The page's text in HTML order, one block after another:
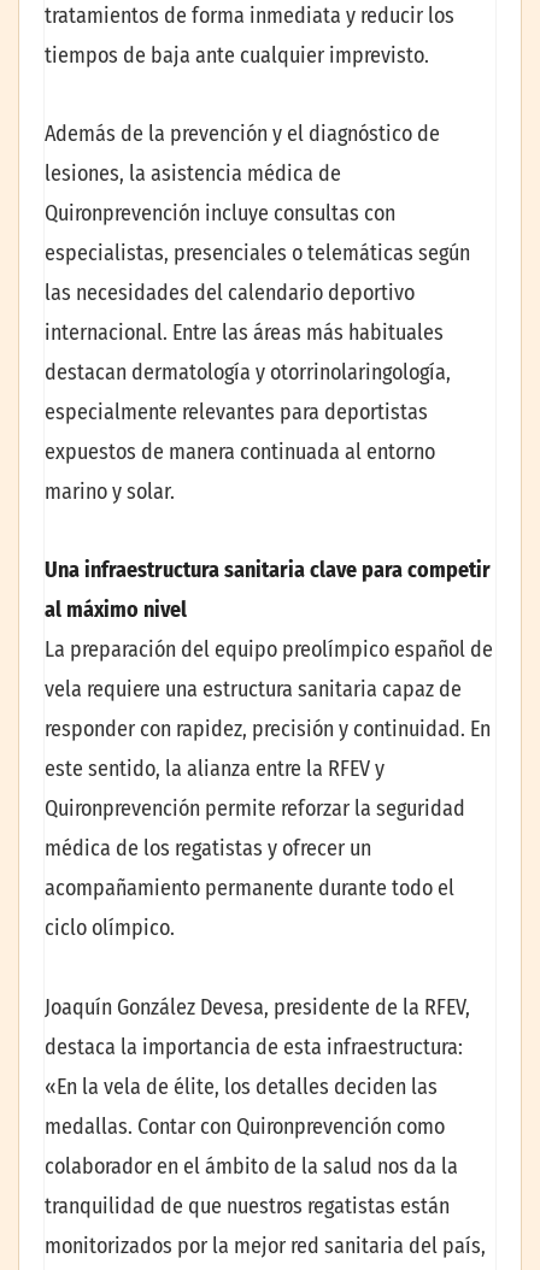
tratamientos de forma inmediata y reducir los
tiempos de baja ante cualquier imprevisto.
Además de la prevención y el diagnóstico de
lesiones, la asistencia médica de
Quironprevención incluye consultas con
especialistas, presenciales o telemáticas según
las necesidades del calendario deportivo
internacional. Entre las áreas más habituales
destacan dermatología y otorrinolaringología,
especialmente relevantes para deportistas
expuestos de manera continuada al entorno
marino y solar.
Una infraestructura sanitaria clave para competir
al máximo nivel
La preparación del equipo preolímpico español de
vela requiere una estructura sanitaria capaz de
responder con rapidez, precisión y continuidad. En
este sentido, la alianza entre la RFEV y
Quironprevención permite reforzar la seguridad
médica de los regatistas y ofrecer un
acompañamiento permanente durante todo el
ciclo olímpico.
Joaquín González Devesa, presidente de la RFEV,
destaca la importancia de esta infraestructura:
«En la vela de élite, los detalles deciden las
medallas. Contar con Quironprevención como
colaborador en el ámbito de la salud nos da la
tranquilidad de que nuestros regatistas están
monitorizados por la mejor red sanitaria del país,